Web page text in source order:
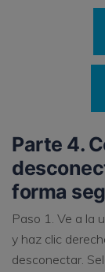
Parte 4.
forma
Paso 1. Ve a la
y haz clic
desconectar.